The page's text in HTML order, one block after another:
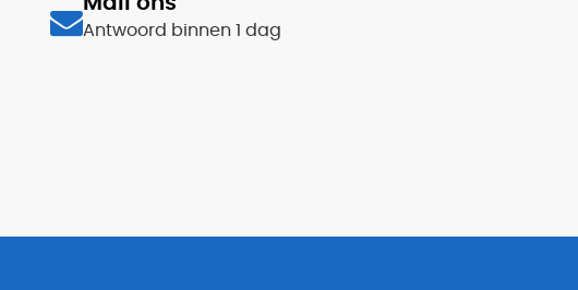
Antwoord binnen 1 dag